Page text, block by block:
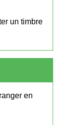
un timbre
en